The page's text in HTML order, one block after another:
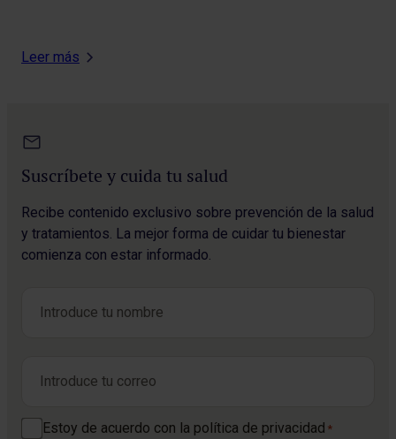
Leer más
Suscríbete y cuida tu salud
Recibe contenido exclusivo sobre prevención de la salud
y tratamientos. La mejor forma de cuidar tu bienestar
comienza con estar informado.
Consentimiento *
Estoy de acuerdo con la política de privacidad *